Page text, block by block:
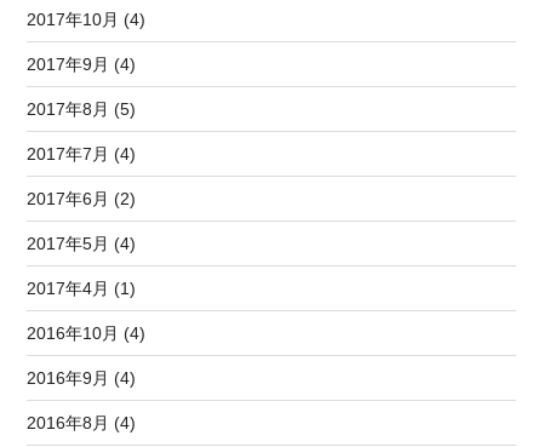
2017年10月 (4)
2017年9月 (4)
2017年8月 (5)
2017年7月 (4)
2017年6月 (2)
2017年5月 (4)
2017年4月 (1)
2016年10月 (4)
2016年9月 (4)
2016年8月 (4)